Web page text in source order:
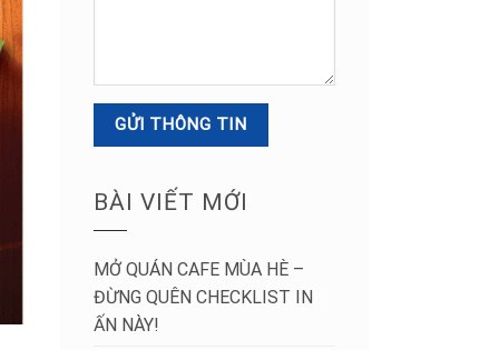
BÀI VIẾT MỚI
MỞ QUÁN CAFE MÙA HÈ –
ĐỪNG QUÊN CHECKLIST IN
ẤN NÀY!